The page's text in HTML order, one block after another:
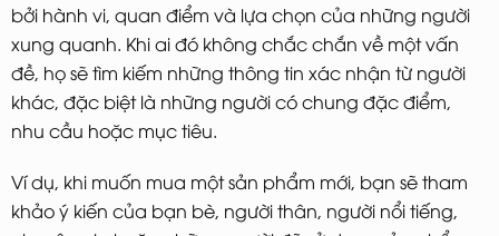
bởi hành vi, quan điểm và lựa chọn của những người
xung quanh. Khi ai đó không chắc chắn về một vấn
đề, họ sẽ tìm kiếm những thông tin xác nhận từ người
khác, đặc biệt là những người có chung đặc điểm,
nhu cầu hoặc mục tiêu.
Ví dụ, khi muốn mua một sản phẩm mới, bạn sẽ tham
khảo ý kiến của bạn bè, người thân, người nổi tiếng,